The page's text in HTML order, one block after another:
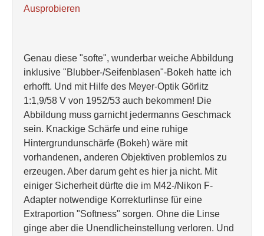
Ausprobieren
Genau diese "softe", wunderbar weiche Abbildung
inklusive "Blubber-/Seifenblasen"-Bokeh hatte ich
erhofft. Und mit Hilfe des Meyer-Optik Görlitz
1:1,9/58 V von 1952/53 auch bekommen! Die
Abbildung muss garnicht jedermanns Geschmack
sein. Knackige Schärfe und eine ruhige
Hintergrundunschärfe (Bokeh) wäre mit
vorhandenen, anderen Objektiven problemlos zu
erzeugen. Aber darum geht es hier ja nicht. Mit
einiger Sicherheit dürfte die im M42-/Nikon F-
Adapter notwendige Korrekturlinse für eine
Extraportion "Softness" sorgen. Ohne die Linse
ginge aber die Unendlicheinstellung verloren. Und